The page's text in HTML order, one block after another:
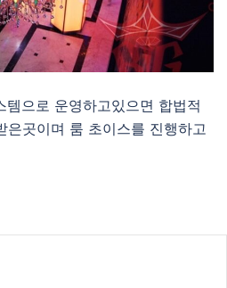
으로 운영하고있으면 합법적
은곳이며 룸 초이스를 진행하고